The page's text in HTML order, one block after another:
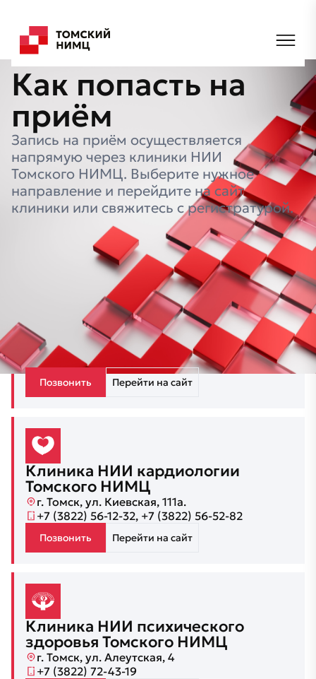
Главная Клиники Как попасть на приём
Как попасть на
приём
Запись на приём осуществляется
напрямую через клиники НИИ
Томского НИМЦ. Выберите нужное
направление и перейдите на сайт
клиники или свяжитесь с регистратурой.
Клиника НИИ онкологии
Томского НИМЦ
г. Томск, ул. Савиных 12/1; ул. Нахимова, 1а
+7 (3822) 28-30-03
Позвонить Перейти на сайт
Клиника НИИ кардиологии
Томского НИМЦ
г. Томск, ул. Киевская, 111а.
+7 (3822) 56-12-32, +7 (3822) 56-52-82
Позвонить Перейти на сайт
Клиника НИИ психического
здоровья Томского НИМЦ
г. Томск, ул. Алеутская, 4
+7 (3822) 72-43-19